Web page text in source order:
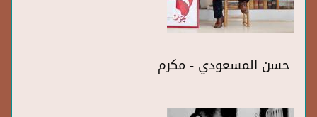
حسن المسعودي - مكرم